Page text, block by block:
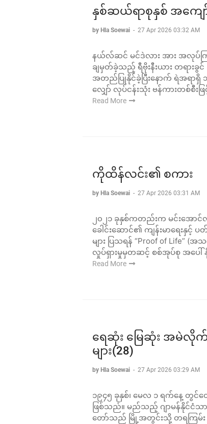
နှစ်ဆယ်ရာစုနှစ် အကျော်
by Hla Soewai - 27 Apr 2026 03:32 AM
နယ်လ်ဆင် မင်ဒဲလား အား အလုပ်
ချမှတ်ခဲ့သည့် ရီဗိုးနီးယား တရားခွ
အတည်ပြုနိုင်ခဲ့ပြီးနောက် ရဲအရာ
လျှော် လုပ်ငန်းသုံး ဗန်ကားတစ်စီး
Read More
ကိုထိန်လင်း၏ စကား
by Hla Soewai - 27 Apr 2026 03:31 AM
၂၀၂၁ ခုနှစ်ကတည်းက မင်းအော
ခေါင်းဆောင်၏ ကျန်းမာရေး
များ ပြသရန် “Proof of Life”
လှုပ်ရှားမှုမှတဆင့် စစ်အုပ်စု အပေါ်
Read More
ရေဆုံး မြေဆုံး အမဲလိုက်
များ(28)
by Hla Soewai - 27 Apr 2026 03:29 AM
၁၉၄၅ ခုနှစ်၊ မေလ ၁ ရက်နေ့ တွင်
ဖြစ်သည်။ မည်သည့် ဂျာမန်နိုင်ငံသ
တော်သည် မြို့အတွင်းသို့ တရကြမ်း စီး